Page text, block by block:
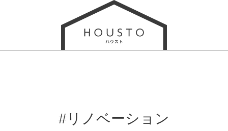
#リノベーション